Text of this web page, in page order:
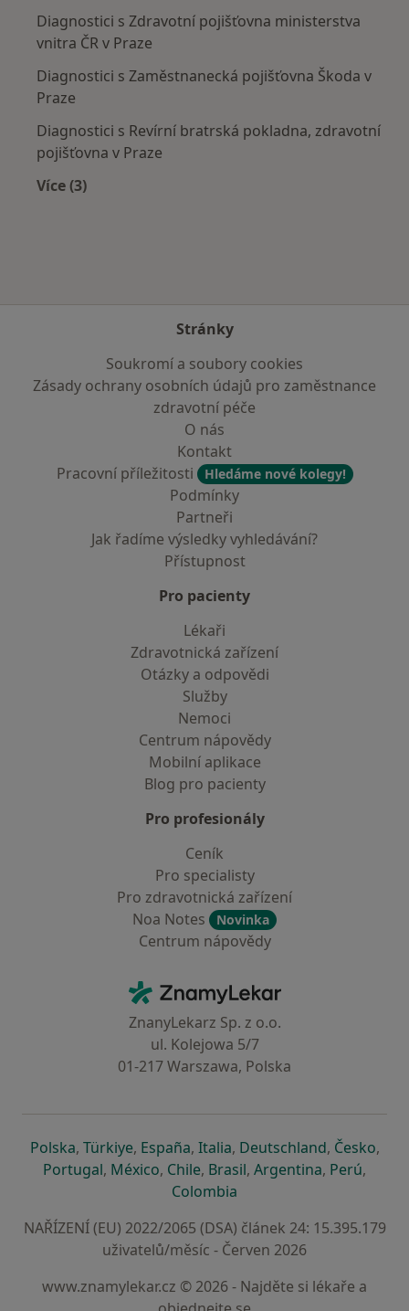
Diagnostici s Zdravotní pojišťovna ministerstva
vnitra ČR v Praze
Diagnostici s Zaměstnanecká pojišťovna Škoda v
Praze
Diagnostici s Revírní bratrská pokladna, zdravotní
pojišťovna v Praze
Více (3)
Stránky
Soukromí a soubory cookies
Zásady ochrany osobních údajů pro zaměstnance
zdravotní péče
O nás
Kontakt
Pracovní příležitosti
Hledáme nové kolegy!
Podmínky
Partneři
Jak řadíme výsledky vyhledávání?
Přístupnost
Pro pacienty
Lékaři
Zdravotnická zařízení
Otázky a odpovědi
Služby
Nemoci
Centrum nápovědy
Mobilní aplikace
Blog pro pacienty
Pro profesionály
Ceník
Pro specialisty
Pro zdravotnická zařízení
Noa Notes
Novinka
Centrum nápovědy
ZnamyLekar - Hlavní stránka
ZnanyLekarz Sp. z o.o.
ul. Kolejowa 5/7
01-217 Warszawa, Polska
Polskase otevře v nové záložce
, Türkiyese otevře v nové záložce
, Españase otevře v nové záložce
, Italiase otevře v nové záložce
, Deutschlandse otevře v
, Českose
,
Portugalse otevře v nové záložce
, Méxicose otevře v nové záložce
, Chilese otevře v nové záložce
, Brasilse otevře v nové
, Argentinase otevře v
, Perúse
,
Colombia
NAŘÍZENÍ (EU) 2022/2065 (DSA) článek 24: 15.395.179
uživatelů/měsíc - Červen 2026
www.znamylekar.cz © 2026 - Najděte si lékaře a